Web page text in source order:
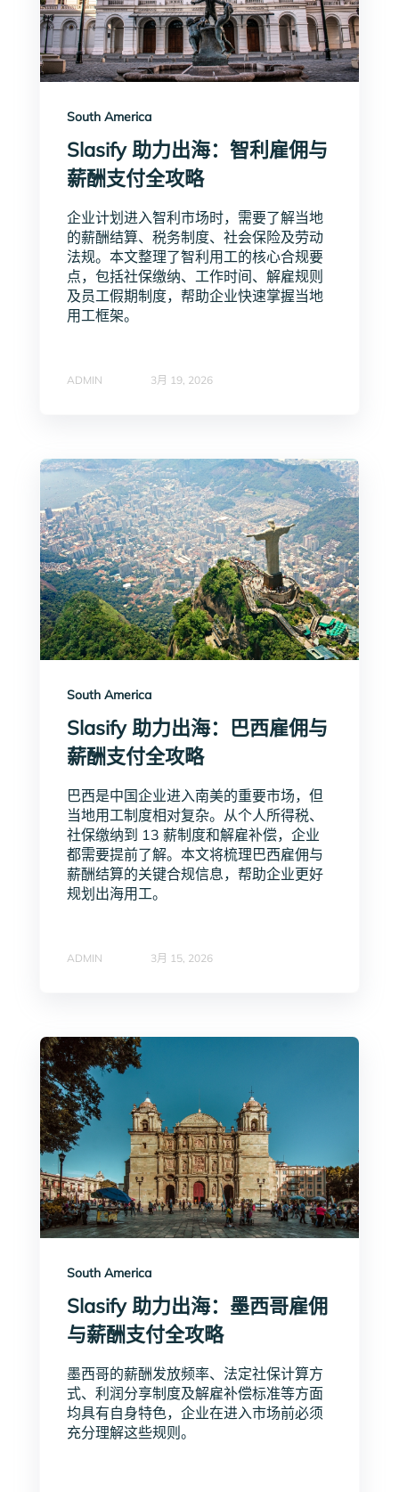
South America
Slasify 助力出海：智利雇佣与
薪酬支付全攻略
企业计划进入智利市场时，需要了解当地
的薪酬结算、税务制度、社会保险及劳动
法规。本文整理了智利用工的核心合规要
点，包括社保缴纳、工作时间、解雇规则
及员工假期制度，帮助企业快速掌握当地
用工框架。
ADMIN 3月 19, 2026
South America
Slasify 助力出海：巴西雇佣与
薪酬支付全攻略
巴西是中国企业进入南美的重要市场，但
当地用工制度相对复杂。从个人所得税、
社保缴纳到 13 薪制度和解雇补偿，企业
都需要提前了解。本文将梳理巴西雇佣与
薪酬结算的关键合规信息，帮助企业更好
规划出海用工。
ADMIN 3月 15, 2026
South America
Slasify 助力出海：墨西哥雇佣
与薪酬支付全攻略
墨西哥的薪酬发放频率、法定社保计算方
式、利润分享制度及解雇补偿标准等方面
均具有自身特色，企业在进入市场前必须
充分理解这些规则。